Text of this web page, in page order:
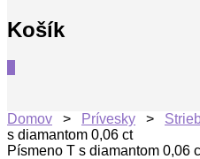
Košík
Domov > Prívesky >
s diamantom 0,06 ct
Písmeno T s diamantom 0,06